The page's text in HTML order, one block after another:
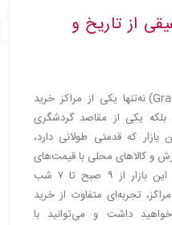
از تاریخ و
بازار بزرگ استانبول (Grand Bazaar) نه‌تنها یکی از مراکز خرید
بلکه یکی از مقاصد گردشگری
که قدمتی طولانی دارد،
و کالاهای محلی با قیمت‌های
مناسبی پیدا کنید. ساعات بازدید از این بازار از ۹ صبح تا ۷ شب
تجربه‌ای متفاوت از خرید
داشت و می‌توانید با